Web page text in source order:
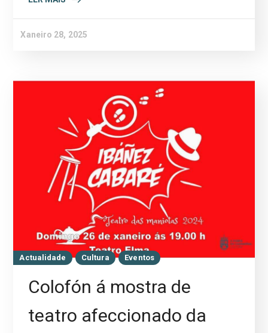
Xaneiro 28, 2025
Actualidade Cultura Eventos
Colofón á mostra de
teatro afeccionado da